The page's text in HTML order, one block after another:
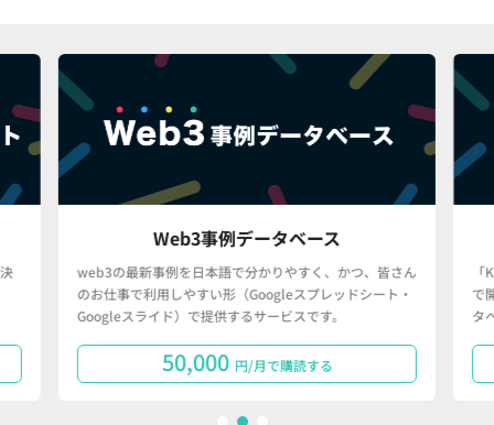
Web3事例データベース
web3の最新事例を日本語で分かりやすく、かつ、皆さん
のお仕事で利用しやすい形（Googleスプレッドシート・
Googleスライド）で提供するサービスです。
50,000 円/月で購読する
で
タ